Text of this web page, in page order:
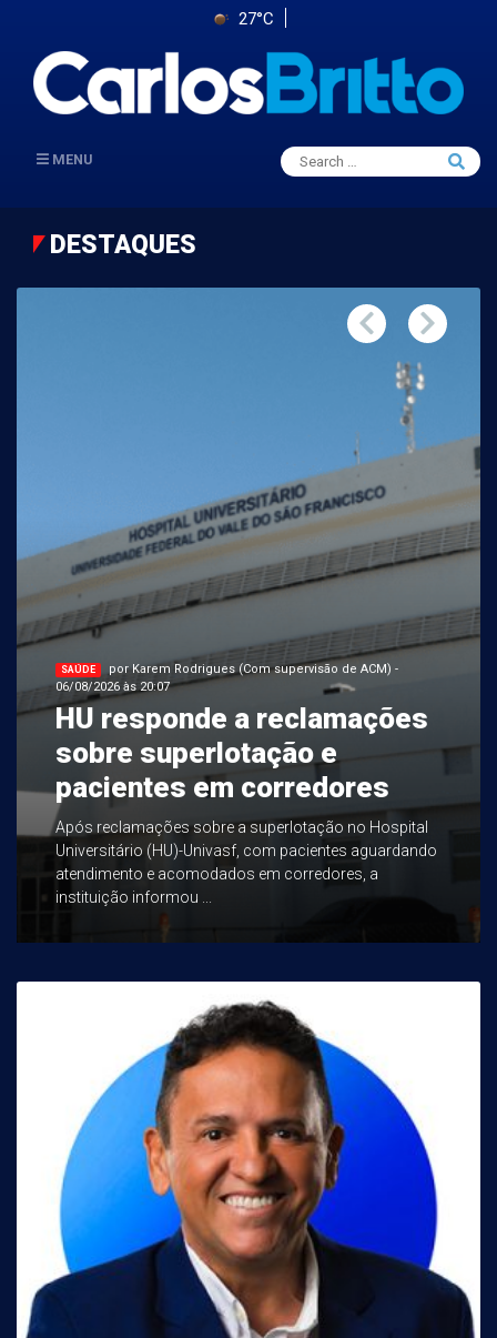
27°C
MENU
Search
for:
Search
DESTAQUES
SAÚDE
por Karem Rodrigues (Com supervisão de ACM) -
06/08/2026 às 20:07
HU responde a reclamações
sobre superlotação e
pacientes em corredores
Após reclamações sobre a superlotação no Hospital
Universitário (HU)-Univasf, com pacientes aguardando
atendimento e acomodados em corredores, a
instituição informou ...